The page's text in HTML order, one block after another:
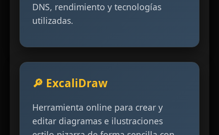
DNS, rendimiento y tecnologías
utilizadas.
🔎 ExcaliDraw
Herramienta online para crear y
editar diagramas e ilustraciones